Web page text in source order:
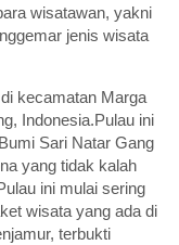
wisatawan, yakni
jenis wisata
kecamatan Marga
Indonesia.Pulau ini
Sari Natar Gang
yang tidak kalah
ini mulai sering
wisata yang ada di
terbukti